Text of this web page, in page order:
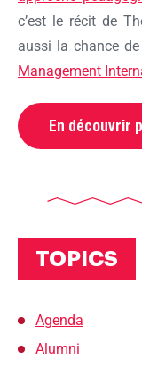
c’est le récit de
aussi la chance
Management
En découvrir
TOPICS
Agenda
Alumni